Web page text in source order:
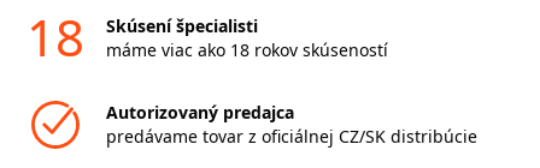
18
Skúsení špecialisti
máme viac ako 18 rokov skúseností
Autorizovaný predajca
predávame tovar z oficiálnej CZ/SK distribúcie